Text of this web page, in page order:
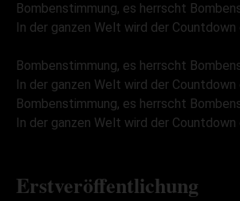
Bombenstimmung, es herrscht
In der ganzen Welt wird der Countdown
Bombenstimmung, es herrscht
In der ganzen Welt wird der Countdown
Bombenstimmung, es herrscht
In der ganzen Welt wird der Countdown
Erstveröffentlichung